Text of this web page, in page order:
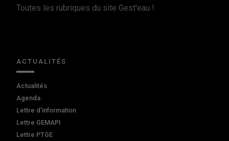
Toutes les rubriques du site Gest'eau !
ACTUALITÉS
Actualités
Agenda
Lettre d'information
Lettre GEMAPI
Lettre PTGE